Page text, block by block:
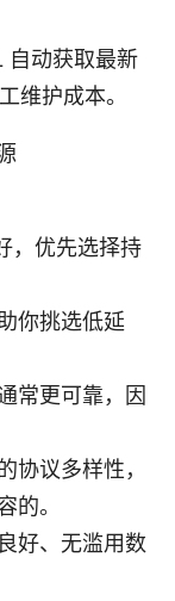
自动获取最新
维护成本。
，优先选择持
你挑选低延
常更可靠，因
协议多样性，
的。
好、无滥用数